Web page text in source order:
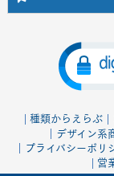
種類からえらぶ
デザイン系
プライバシーポリ
営